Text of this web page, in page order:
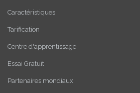
Caractéristiques
Tarification
Centre d'apprentissage
Essai Gratuit
Partenaires mondiaux